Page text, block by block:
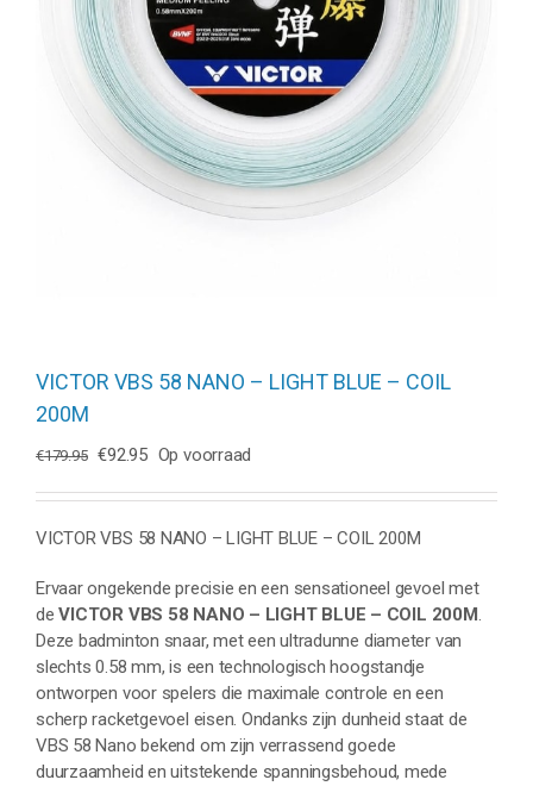
VICTOR VBS 58 NANO – LIGHT BLUE – COIL
200M
€179.95 Oorspronkelijke
was:
€179.95.
€92.95Huidige
is:
€92.95.
Op voorraad
VICTOR VBS 58 NANO – LIGHT BLUE – COIL 200M
Ervaar ongekende precisie en een sensationeel gevoel met
deVICTOR VBS 58 NANO – LIGHT BLUE – COIL 200M .
Deze badminton snaar, met een ultradunne diameter van
slechts 0.58 mm, is een technologisch hoogstandje
ontworpen voor spelers die maximale controle en een
scherp racketgevoel eisen. Ondanks zijn dunheid staat de
VBS 58 Nano bekend om zijn verrassend goede
duurzaamheid en uitstekende spanningsbehoud, mede